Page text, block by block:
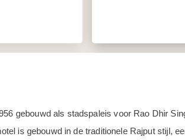
gebouwd als stadspaleis voor Rao Dhir
is gebouwd in de traditionele Rajput stijl,